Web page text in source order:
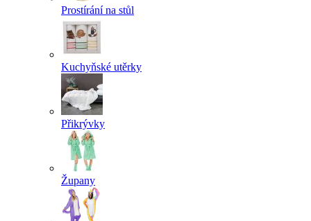
Prostírání na stůl
Kuchyňské utěrky
Přikrývky
Župany